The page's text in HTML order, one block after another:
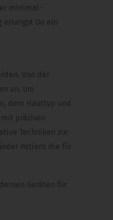
minimal-
erlangst Du ein
Von der
an, um
dem Hauttyp und
präzisen
Techniken zur
Patient die für
Geräten für